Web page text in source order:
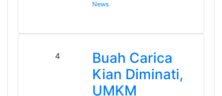
News
4
Buah Carica
Kian Diminati,
UMKM